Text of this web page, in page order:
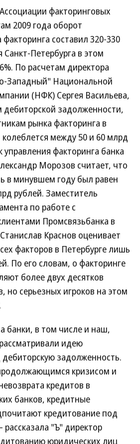
факторинговых
2009 года оборот
факторинга составил 320-330
Петербурга в этом
По расчетам директора
Западный" Национальной
(НФК) Сергея Васильева,
задолженности,
рынка факторинга в
колеблется между 50 и 60 млрд
факторинга банка
Морозов считает, что
в минувшем году был равен
рублей. Заместитель
по работе с
Промсвязьбанка в
Краснов оценивает
факторов в Петербурге лишь
По его словам, о факторинге
более двух десятков
но серьезных игроков на этом
банки, в том числе и наш,
идею
задолженность.
кризисом и
кредитов в
банков, кредитные
кредитование под
"Ъ" директор
юридических лиц